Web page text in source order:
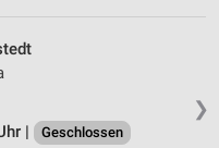
❯
|
Geschlossen